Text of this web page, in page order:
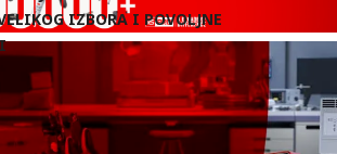
IZBORA I POVOLJNE